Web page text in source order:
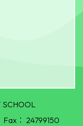
SCHOOL
Fax： 24799150